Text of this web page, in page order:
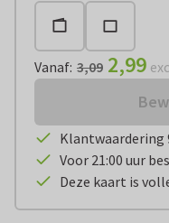
Vanaf: 3,09 2,99
Klantwaardering
Voor 21:00 uur
Deze kaart is